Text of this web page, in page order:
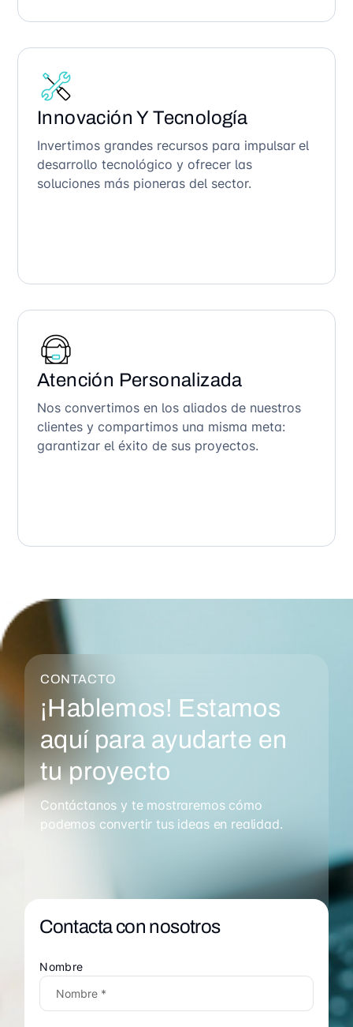
Innovación Y Tecnología
Invertimos grandes recursos para impulsar el
desarrollo tecnológico y ofrecer las
soluciones más pioneras del sector.
Atención Personalizada
Nos convertimos en los aliados de nuestros
clientes y compartimos una misma meta:
garantizar el éxito de sus proyectos.
CONTACTO
¡Hablemos! Estamos
aquí para ayudarte en
tu proyecto
Contáctanos y te mostraremos cómo
podemos convertir tus ideas en realidad.
Contacta con nosotros
Nombre